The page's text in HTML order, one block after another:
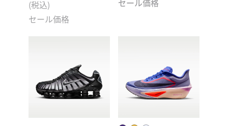
(税込)
セール価格
セール価格